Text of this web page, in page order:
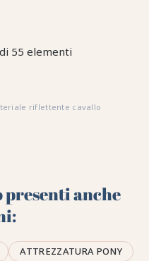
55 elementi
riflettente cavallo
presenti anche
ATTREZZATURA PONY